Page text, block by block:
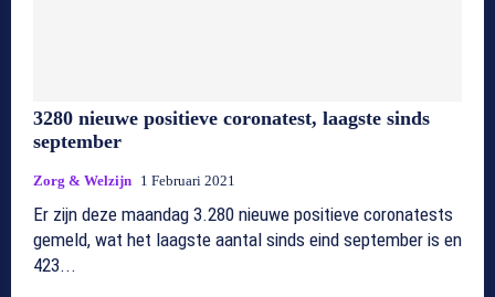
3280 nieuwe positieve coronatest, laagste sinds
september
Zorg & Welzijn 1 Februari 2021
Er zijn deze maandag 3.280 nieuwe positieve coronatests
gemeld, wat het laagste aantal sinds eind september is en
423...